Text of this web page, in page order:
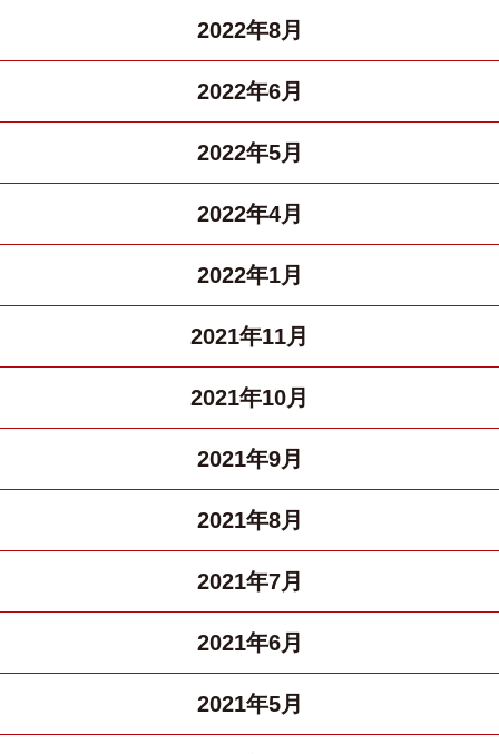
2022年8月
2022年6月
2022年5月
2022年4月
2022年1月
2021年11月
2021年10月
2021年9月
2021年8月
2021年7月
2021年6月
2021年5月